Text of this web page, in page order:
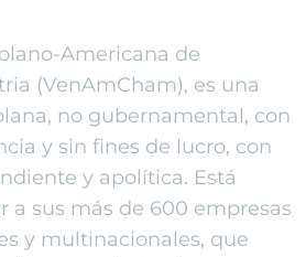
Americana de
(VenAmCham), es una
no gubernamental, con
y sin fines de lucro, con
y apolítica. Está
a sus más de 600 empresas
y multinacionales, que